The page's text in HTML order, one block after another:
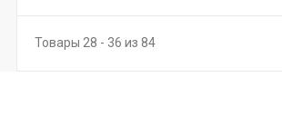
Товары 28 - 36 из 84